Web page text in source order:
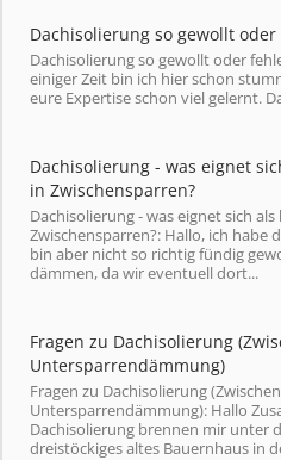
Dachisolierung so gewollt
Dachisolierung so gewollt oder
einiger Zeit bin ich hier schon
eure Expertise schon viel gelernt.
Dachisolierung - was eignet
in Zwischensparren?
Dachisolierung - was eignet sich
Zwischensparren?: Hallo, ich
bin aber nicht so richtig fündig
dämmen, da wir eventuell dort...
Fragen zu Dachisolierung
Untersparrendämmung)
Fragen zu Dachisolierung
Untersparrendämmung): Hallo
Dachisolierung brennen mir unter
dreistöckiges altes Bauernhaus in